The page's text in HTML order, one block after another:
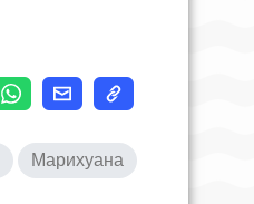
Марихуана